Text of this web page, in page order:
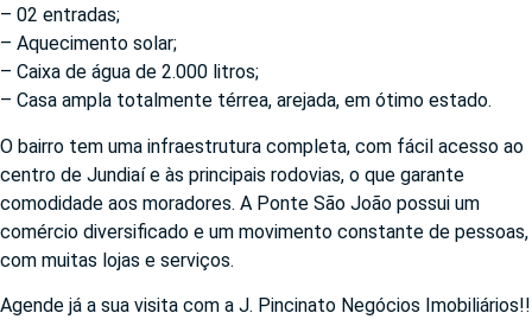
– 02 entradas;
– Aquecimento solar;
– Caixa de água de 2.000 litros;
– Casa ampla totalmente térrea, arejada, em ótimo estado.
O bairro tem uma infraestrutura completa, com fácil acesso ao
centro de Jundiaí e às principais rodovias, o que garante
comodidade aos moradores. A Ponte São João possui um
comércio diversificado e um movimento constante de pessoas,
com muitas lojas e serviços.
Agende já a sua visita com a J. Pincinato Negócios Imobiliários!!